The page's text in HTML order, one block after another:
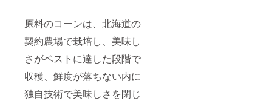
原料のコーンは、北海道の
契約農場で栽培し、美味し
さがベストに達した段階で
収穫、鮮度が落ちない内に
独自技術で美味しさを閉じ